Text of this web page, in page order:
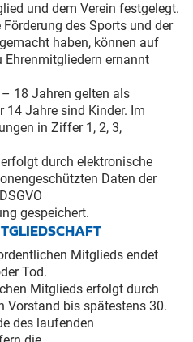
und dem Verein festgelegt.
des Sports und der
haben, können auf
Ehrenmitgliedern ernannt
18 Jahren gelten als
14 Jahre sind Kinder. Im
in Ziffer 1, 2, 3,
durch elektronische
Daten der
gespeichert.
Mitglieds endet
Tod.
Mitglieds erfolgt durch
Vorstand bis spätestens 30.
des laufenden